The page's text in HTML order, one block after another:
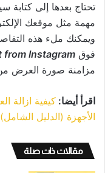
تحتاج بعدها إلى كتابة
مهمة مثل موقعك
ويمكنك ملء هذه
فوق from Instagram
مزامنة صورة العرض
اقرأ أيضا: كيفية ازالة
الأجهزة (الدليل الشامل)
مقالات ذات صلة